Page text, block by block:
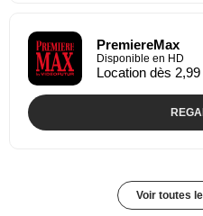
PremiereMax
Disponible en HD
Location dès 2,99
Voir toutes